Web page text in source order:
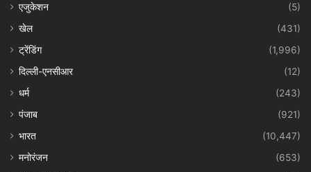
एजुकेशन
(5)
खेल
(431)
ट्रेंडिंग
(1,996)
दिल्ली-एनसीआर
(12)
धर्म
(243)
पंजाब
(921)
भारत
(10,447)
मनोरंजन
(653)